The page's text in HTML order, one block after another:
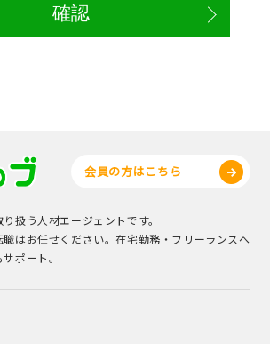
会員の方はこちら
扱う人材エージェントです。
はお任せください。在宅勤務・フリーランスへ
ポート。